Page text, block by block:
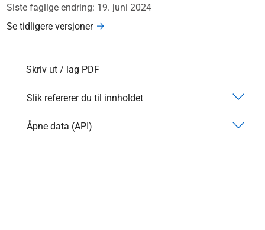
Siste faglige endring: 19. juni 2024
Se tidligere versjoner
Skriv ut / lag PDF
Slik refererer du til innholdet
Åpne data (API)